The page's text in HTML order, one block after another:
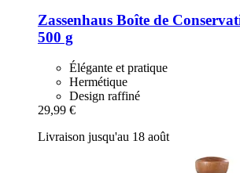
Zassenhaus Boîte de
500 g
Élégante et pratique
Hermétique
Design raffiné
29,99 €
Livraison jusqu'au 18 août